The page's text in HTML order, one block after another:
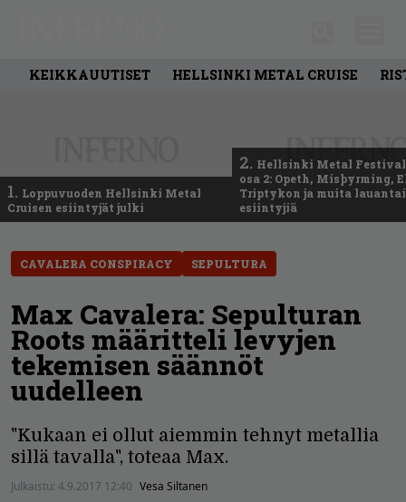
KEIKKAUUTISET HELLSINKI METAL CRUISE
1. Loppuvuoden Hellsinki Metal
Cruisen esiintyjät julki
2. Hellsinki Metal
osa 2: Opeth, Misþyrming,
Triptykon ja muita
esiintyjiä
CAVALERA CONSPIRACY SEPULTURA
Max Cavalera: Sepulturan
Roots määritteli levyjen
tekemisen säännöt
uudelleen
"Kukaan ei ollut aiemmin tehnyt metallia
sillä tavalla", toteaa Max.
Julkaistu: 4.9.2017 12:40 Vesa Siltanen